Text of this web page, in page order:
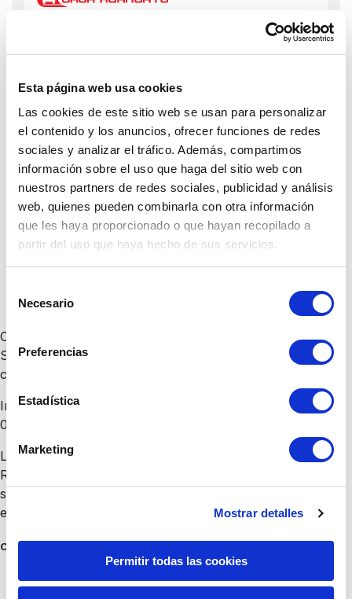
Esta página web usa cookies
Las cookies de este sitio web se usan para personalizar
el contenido y los anuncios, ofrecer funciones de redes
sociales y analizar el tráfico. Además, compartimos
información sobre el uso que haga del sitio web con
nuestros partners de redes sociales, publicidad y análisis
web, quienes pueden combinarla con otra información
que les haya proporcionado o que hayan recopilado a
partir del uso que haya hecho de sus servicios.
Necesario
Preferencias
Estadística
Marketing
Mostrar detalles
Permitir todas las cookies
Ver términos y condiciones Iniciar operación
Cambio Seguro es una marca registrada de Cambio
Seguro Fintech SAC para comprar y vender dólares y
cambiar soles y dólares online.
Inscrita en el Registro de casas de cambio (RES. SBS
01413-2019).
La inscripción de Cambio Seguro Fintech S.A.C. en el
Registro de Casas de Cambio de la SBS no implica
supervisión, respaldo ni garantía por parte de dicha
entidad sobre nuestros productos y servicios.
Conoce más
Nosotros